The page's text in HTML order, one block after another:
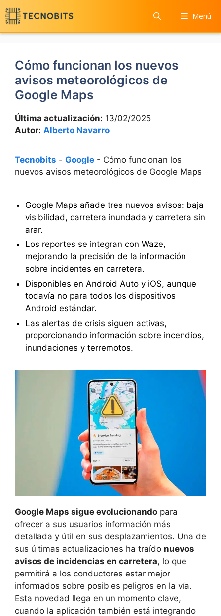
Saltar
al
contenido
Menú
Cómo funcionan los nuevos
avisos meteorológicos de
Google Maps
Última actualización: 13/02/2025
Autor: Alberto Navarro
Tecnobits - Google - Cómo funcionan los
nuevos avisos meteorológicos de Google Maps
Google Maps añade tres nuevos avisos: baja
visibilidad, carretera inundada y carretera sin
arar.
Los reportes se integran con Waze,
mejorando la precisión de la información
sobre incidentes en carretera.
Disponibles en Android Auto y iOS, aunque
todavía no para todos los dispositivos
Android estándar.
Las alertas de crisis siguen activas,
proporcionando información sobre incendios,
inundaciones y terremotos.
Google Maps sigue evolucionando para
ofrecer a sus usuarios información más
detallada y útil en sus desplazamientos. Una de
sus últimas actualizaciones ha traído nuevos
avisos de incidencias en carretera, lo que
permitirá a los conductores estar mejor
informados sobre posibles peligros en la vía.
Esta novedad llega en un momento clave,
cuando la aplicación también está integrando